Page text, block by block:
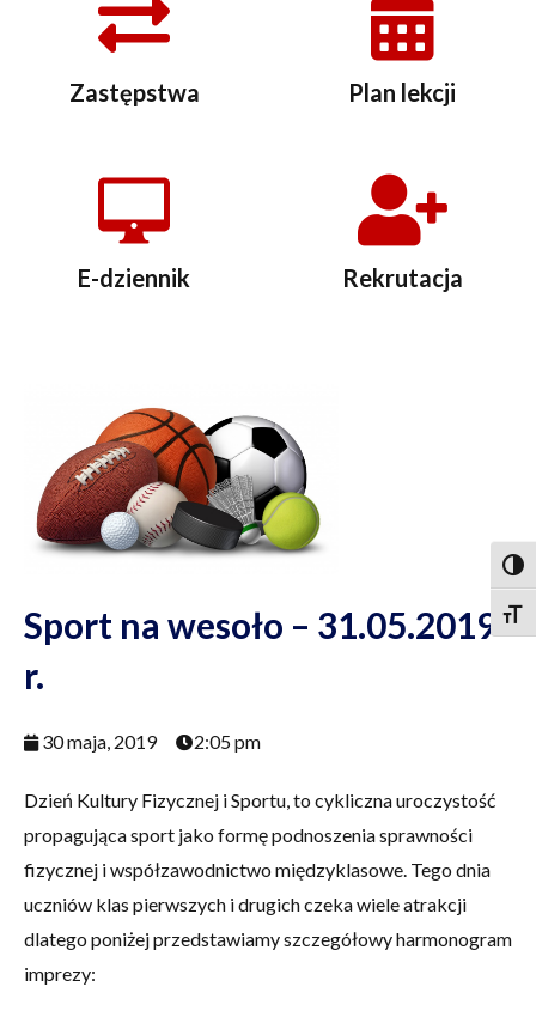
Zastępstwa Plan lekcji
E-dziennik Rekrutacja
Sport na wesoło – 31.05.2019
r.
30 maja, 2019 2:05 pm
Dzień Kultury Fizycznej i Sportu, to cykliczna uroczystość
propagująca sport jako formę podnoszenia sprawności
fizycznej i współzawodnictwo międzyklasowe. Tego dnia
uczniów klas pierwszych i drugich czeka wiele atrakcji
dlatego poniżej przedstawiamy szczegółowy harmonogram
imprezy: